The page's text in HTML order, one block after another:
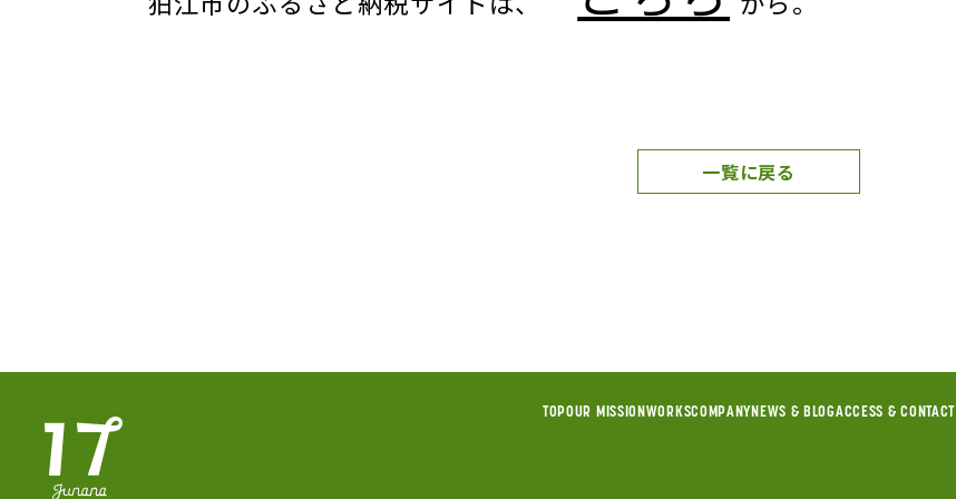
一覧に戻る
TOPOUR MISSIONWORKSCOMPANYNEWS & BLOGACCESS & CONTACT